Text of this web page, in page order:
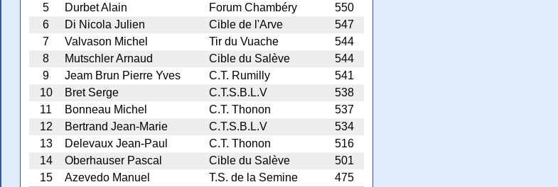
5
Durbet Alain Forum Chambéry
550
6
Di Nicola Julien Cible de l'Arve
547
7
Valvason Michel Tir du Vuache
544
8
Mutschler Arnaud Cible du Salève
544
9
Jeam Brun Pierre Yves C.T. Rumilly
541
10
Bret Serge C.T.S.B.L.V
538
11
Bonneau Michel C.T. Thonon
537
12
Bertrand Jean-Marie C.T.S.B.L.V
534
13
Delevaux Jean-Paul C.T. Thonon
516
14
Oberhauser Pascal Cible du Salève
501
15
Azevedo Manuel T.S. de la Semine
475